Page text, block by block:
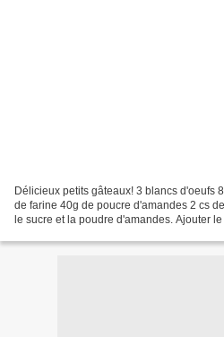
Délicieux petits gâteaux! 3 blancs d'oeufs
de farine 40g de poucre d'amandes 2 cs
le sucre et la poudre d'amandes. Ajouter le